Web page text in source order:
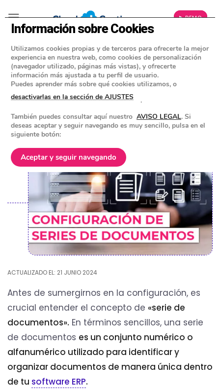
▶ DEMO
BLOG»SOFTWARE DE FACTURACIÓN
Configuración de series de
documentos
POSTED ON1 ENERO 2024 BYEQUIPO DE CLOUD GESTION
ACTUALIZADO EL: 21 JUNIO 2024
Antes de sumergirnos en la configuración, es
crucial entender el concepto de «serie de
documentos». En términos sencillos, una serie
de documentos es un conjunto numérico o
alfanumérico utilizado para identificar y
organizar documentos de manera única dentro
de tu software ERP.
Información sobre Cookies
Utilizamos cookies propias y de terceros para ofrecerte la mejor
experiencia en nuestra web, como cookies de personalización
(navegador utilizado, páginas más vistas), y ofrecerte
información más ajustada a tu perfil de usuario.
Puedes aprender más sobre qué cookies utilizamos, o
desactivarlas en la sección de AJUSTES
.
También puedes consultar aquí nuestro AVISO LEGAL. Si
deseas aceptar y seguir navegando es muy sencillo, pulsa en el
siguiente botón:
Aceptar y seguir navegando